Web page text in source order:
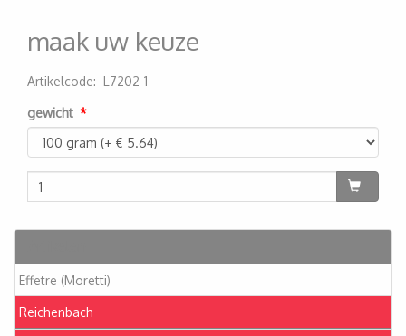
Effetre (Moretti)
Reichenbach
maak uw keuze
Artikelcode: L7202-1
gewicht